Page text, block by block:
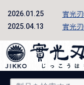
2026.01.25 實光
2025.04.13 實光